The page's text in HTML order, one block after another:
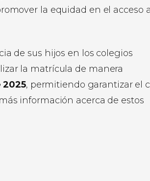
la equidad en el acceso
de sus hijos en los colegios
la matrícula de manera
2025, permitiendo garantizar el
información acerca de estos